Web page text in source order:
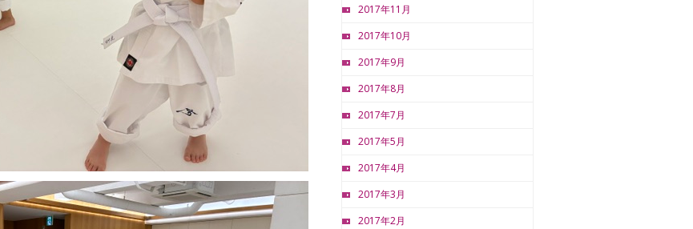
2017年11月
2017年10月
2017年9月
2017年8月
2017年7月
2017年5月
2017年4月
2017年3月
2017年2月